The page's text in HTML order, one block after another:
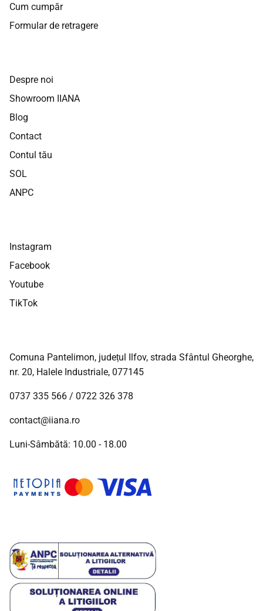
Cum cumpăr
Formular de retragere
Despre noi
Showroom IIANA
Blog
Contact
Contul tău
SOL
ANPC
Instagram
Facebook
Youtube
TikTok
Comuna Pantelimon, județul Ilfov, strada Sfântul Gheorghe,
nr. 20, Halele Industriale, 077145
0737 335 566 / 0722 326 378
contact@iiana.ro
Luni-Sâmbătă: 10.00 - 18.00